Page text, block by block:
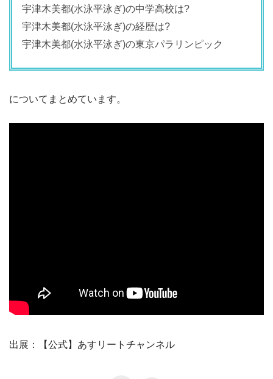
宇津木美都(水泳平泳ぎ)の中学高校は?
宇津木美都(水泳平泳ぎ)の経歴は?
宇津木美都(水泳平泳ぎ)の東京パラリンピック
についてまとめています。
出展：【公式】あすリートチャンネル